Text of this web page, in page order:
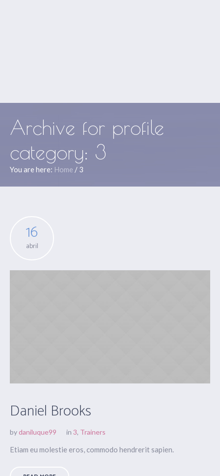
Archive for profile
category: 3
You are here: Home / 3
16
abril
Daniel Brooks
bydaniluque99 in 3, Trainers
Etiam eu molestie eros, commodo hendrerit sapien.